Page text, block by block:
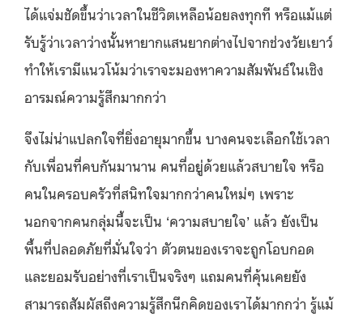
ได้แจ่มชัดขึ้นว่าเวลาในชีวิตเหลือน้อยลงทุกที หรือแม้แต่
รับรู้ว่าเวลาว่างนั้นหายากแสนยากต่างไปจากช่วงวัยเยาว์
ทำให้เรามีแนวโน้มว่าเราจะมองหาความสัมพันธ์ในเชิง
อารมณ์ความรู้สึกมากกว่า
จึงไม่น่าแปลกใจที่ยิ่งอายุมากขึ้น บางคนจะเลือกใช้เวลา
กับเพื่อนที่คบกันมานาน คนที่อยู่ด้วยแล้วสบายใจ หรือ
คนในครอบครัวที่สนิทใจมากกว่าคนใหม่ๆ เพราะ
นอกจากคนกลุ่มนี้จะเป็น ‘ความสบายใจ’ แล้ว ยังเป็น
พื้นที่ปลอดภัยที่มั่นใจว่า ตัวตนของเราจะถูกโอบกอด
และยอมรับอย่างที่เราเป็นจริงๆ แถมคนที่คุ้นเคยยัง
สามารถสัมผัสถึงความรู้สึกนึกคิดของเราได้มากกว่า รู้แม้